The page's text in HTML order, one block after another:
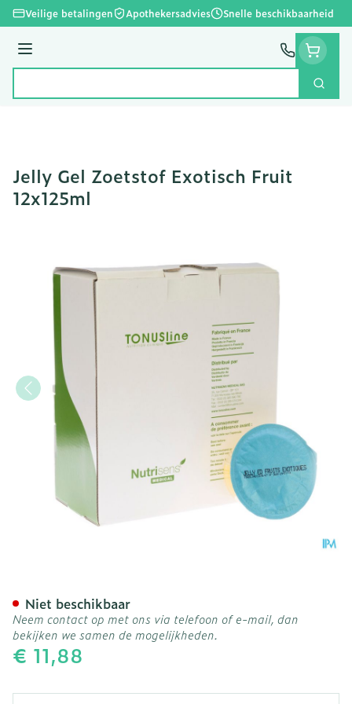
Ga naar de inhoud
Veilige betalingen Apothekersadvies Snelle beschikbaarheid
Menu
Zoek
Jelly Gel Zoetstof Exotisch Fruit
12x125ml
€ 11,88
Niet beschikbaar
Neem contact op met ons via telefoon of e-mail, dan
bekijken we samen de mogelijkheden.